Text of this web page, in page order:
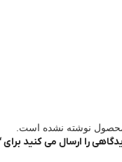
نوشته نشده است.